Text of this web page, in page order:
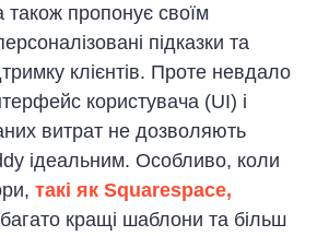
також пропонує своїм
підказки та
клієнтів. Проте невдало
користувача (UI) і
витрат не дозволяють
ідеальним. Особливо, коли
такі як Squarespace,
кращі шаблони та більш